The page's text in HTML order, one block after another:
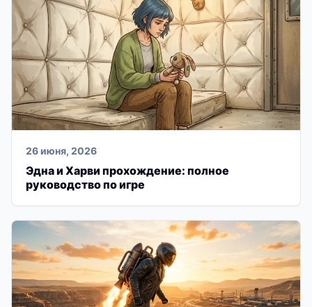
26 июня, 2026
Эдна и Харви прохождение: полное
руководство по игре